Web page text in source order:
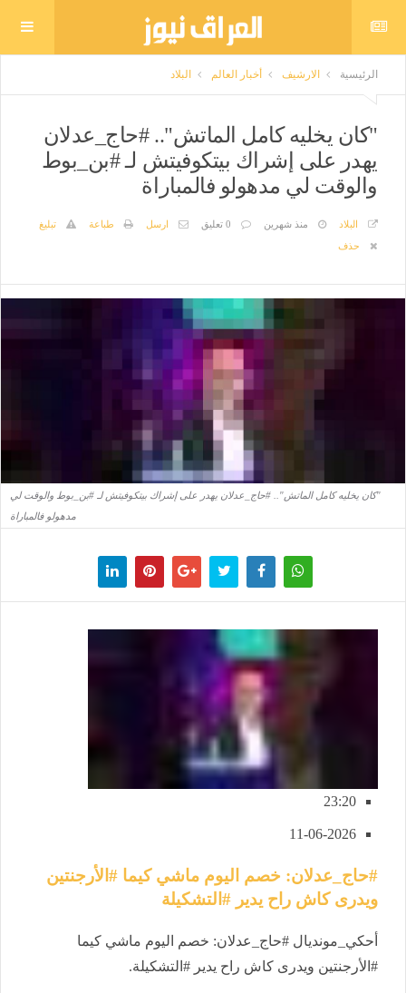
الرئيسية الارشيف أخبار العالم البلاد
"كان يخليه كامل الماتش".. #حاج_عدلان
يهدر على إشراك بيتكوفيتش لـ #بن_بوط
والوقت لي مدهولو فالمباراة
البلاد منذ شهرين 0 تعليق ارسل طباعة
تبليغ
حذف
"كان يخليه كامل الماتش".. #حاج_عدلان يهدر على إشراك بيتكوفيتش لـ #بن_بوط والوقت لي
مدهولو فالمباراة
23:20
11-06-2026
#حاج_عدلان: خصم اليوم ماشي كيما #الأرجنتين
ويدرى كاش راح يدير #التشكيلة
أحكي_مونديال #حاج_عدلان: خصم اليوم ماشي كيما
#الأرجنتين ويدرى كاش راح يدير #التشكيلة.